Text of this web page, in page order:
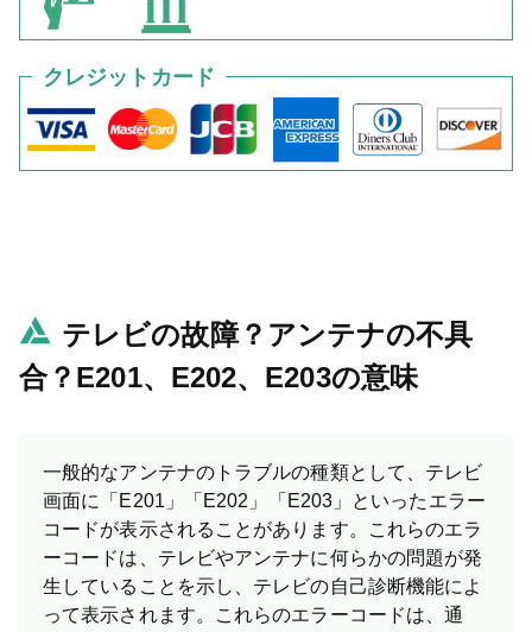
クレジットカード
テレビの故障？アンテナの不具
合？E201、E202、E203の意味
一般的なアンテナのトラブルの種類として、テレビ
画面に「E201」「E202」「E203」といったエラー
コードが表示されることがあります。これらのエラ
ーコードは、テレビやアンテナに何らかの問題が発
生していることを示し、テレビの自己診断機能によ
って表示されます。これらのエラーコードは、通